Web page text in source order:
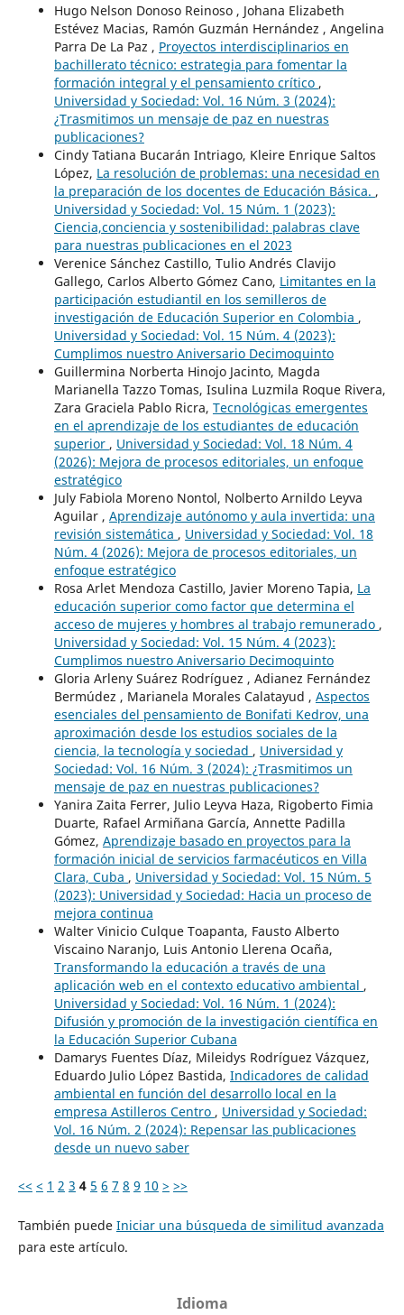
Hugo Nelson Donoso Reinoso , Johana Elizabeth
Estévez Macias, Ramón Guzmán Hernández , Angelina
Parra De La Paz , Proyectos interdisciplinarios en
bachillerato técnico: estrategia para fomentar la
formación integral y el pensamiento crítico ,
Universidad y Sociedad: Vol. 16 Núm. 3 (2024):
¿Trasmitimos un mensaje de paz en nuestras
publicaciones?
Cindy Tatiana Bucarán Intriago, Kleire Enrique Saltos
López, La resolución de problemas: una necesidad en
la preparación de los docentes de Educación Básica. ,
Universidad y Sociedad: Vol. 15 Núm. 1 (2023):
Ciencia,conciencia y sostenibilidad: palabras clave
para nuestras publicaciones en el 2023
Verenice Sánchez Castillo, Tulio Andrés Clavijo
Gallego, Carlos Alberto Gómez Cano, Limitantes en la
participación estudiantil en los semilleros de
investigación de Educación Superior en Colombia ,
Universidad y Sociedad: Vol. 15 Núm. 4 (2023):
Cumplimos nuestro Aniversario Decimoquinto
Guillermina Norberta Hinojo Jacinto, Magda
Marianella Tazzo Tomas, Isulina Luzmila Roque Rivera,
Zara Graciela Pablo Ricra, Tecnológicas emergentes
en el aprendizaje de los estudiantes de educación
superior , Universidad y Sociedad: Vol. 18 Núm. 4
(2026): Mejora de procesos editoriales, un enfoque
estratégico
July Fabiola Moreno Nontol, Nolberto Arnildo Leyva
Aguilar , Aprendizaje autónomo y aula invertida: una
revisión sistemática , Universidad y Sociedad: Vol. 18
Núm. 4 (2026): Mejora de procesos editoriales, un
enfoque estratégico
Rosa Arlet Mendoza Castillo, Javier Moreno Tapia, La
educación superior como factor que determina el
acceso de mujeres y hombres al trabajo remunerado ,
Universidad y Sociedad: Vol. 15 Núm. 4 (2023):
Cumplimos nuestro Aniversario Decimoquinto
Gloria Arleny Suárez Rodríguez , Adianez Fernández
Bermúdez , Marianela Morales Calatayud , Aspectos
esenciales del pensamiento de Bonifati Kedrov, una
aproximación desde los estudios sociales de la
ciencia, la tecnología y sociedad , Universidad y
Sociedad: Vol. 16 Núm. 3 (2024): ¿Trasmitimos un
mensaje de paz en nuestras publicaciones?
Yanira Zaita Ferrer, Julio Leyva Haza, Rigoberto Fimia
Duarte, Rafael Armiñana García, Annette Padilla
Gómez, Aprendizaje basado en proyectos para la
formación inicial de servicios farmacéuticos en Villa
Clara, Cuba , Universidad y Sociedad: Vol. 15 Núm. 5
(2023): Universidad y Sociedad: Hacia un proceso de
mejora continua
Walter Vinicio Culque Toapanta, Fausto Alberto
Viscaino Naranjo, Luis Antonio Llerena Ocaña,
Transformando la educación a través de una
aplicación web en el contexto educativo ambiental ,
Universidad y Sociedad: Vol. 16 Núm. 1 (2024):
Difusión y promoción de la investigación científica en
la Educación Superior Cubana
Damarys Fuentes Díaz, Mileidys Rodríguez Vázquez,
Eduardo Julio López Bastida, Indicadores de calidad
ambiental en función del desarrollo local en la
empresa Astilleros Centro , Universidad y Sociedad:
Vol. 16 Núm. 2 (2024): Repensar las publicaciones
desde un nuevo saber
<< < 1 2 3 4 5 6 7 8 9 10 > >>
También puede Iniciar una búsqueda de similitud avanzada
para este artículo.
Idioma